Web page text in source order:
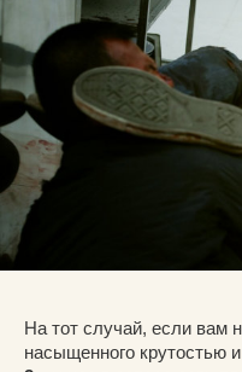
На тот случай, если вам
насыщенного крутостью